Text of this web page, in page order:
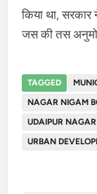
किया था,
जस की तस
TAGGED
NAGAR NIGAM
UDAIPUR
URBAN